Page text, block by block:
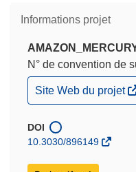
Informations projet
N° de convention de
(s’ouvre
dans
nouvelle
fenêtre)
Site Web du projet
DOI
10.3030/896149